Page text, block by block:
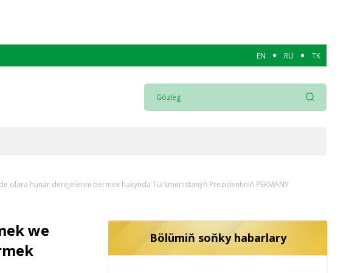
EN RU TK
hünär derejelerini bermek hakynda Türkmenistanyň Prezidentiniň PERMANY
we
Bölümiň soňky habarlary